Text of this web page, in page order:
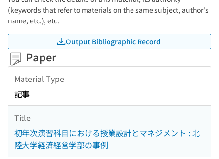
(keywords that refer to materials on the same subject, author's
name, etc.), etc.
Output Bibliographic Record
Paper
Material Type
記事
Title
初年次演習科目における授業設計とマネジメント : 北
陸大学経済経営学部の事例